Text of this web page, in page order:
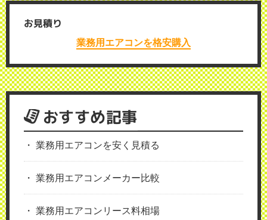
お見積り
業務用エアコンを格安購入
おすすめ記事
業務用エアコンを安く見積る
業務用エアコンメーカー比較
業務用エアコンリース料相場